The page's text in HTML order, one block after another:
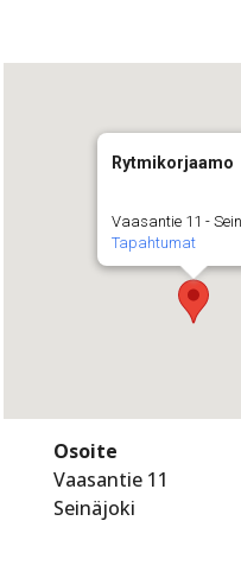
Rytmikorjaamo
Vaasantie 11 -
Tapahtumat
Osoite
Vaasantie 11
Seinäjoki